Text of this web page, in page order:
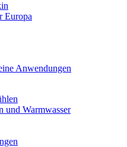
Europa
Anwendungen
und Warmwasser